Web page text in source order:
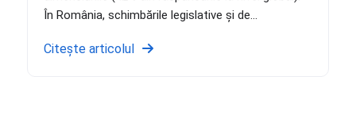
În România, schimbările legislative și de...
Citește articolul